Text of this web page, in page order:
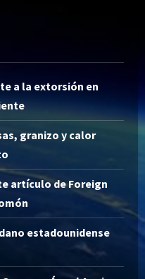
a la extorsión en
granizo y calor
artículo de Foreign
estadounidense